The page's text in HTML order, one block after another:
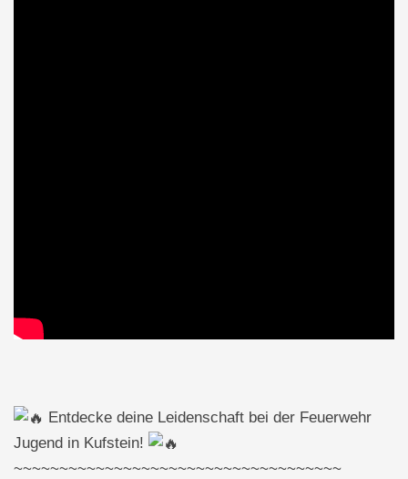
Entdecke deine Leidenschaft bei der Feuerwehr
Jugend in Kufstein!
~~~~~~~~~~~~~~~~~~~~~~~~~~~~~~~~~~~~